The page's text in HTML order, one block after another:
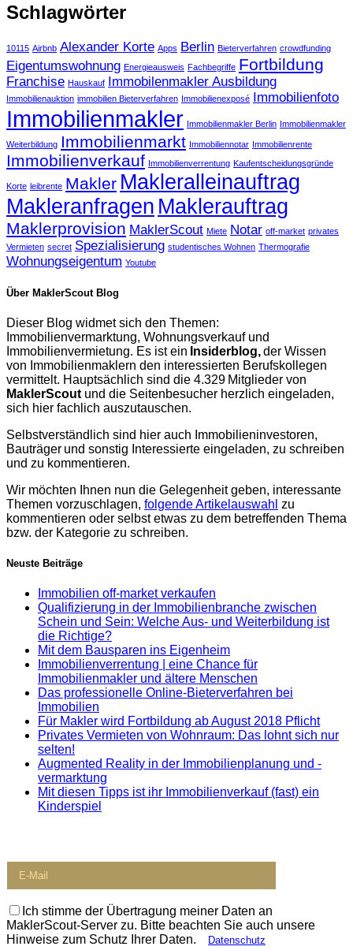
Schlagwörter
10115 Airbnb Alexander Korte Apps Berlin Bieterverfahren crowdfunding
Eigentumswohnung Energieausweis Fachbegriffe Fortbildung
Franchise Hauskauf Immobilenmakler Ausbildung
Immobilienauktion immobilien Bieterverfahren Immobilienexposé Immobilienfoto
Immobilienmakler Immobilienmakler Berlin Immobilienmakler
Weiterbildung Immobilienmarkt Immobiliennotar Immobilienrente
Immobilienverkauf Immobilienverrentung Kaufentscheidungsgründe
Korte leibrente Makler Makleralleinauftrag
Makleranfragen Maklerauftrag
Maklerprovision MaklerScout Miete Notar off-market privates
Vermieten secret Spezialisierung studentisches Wohnen Thermografie
Wohnungseigentum Youtube
Über MaklerScout Blog
Dieser Blog widmet sich den Themen:
Immobilienvermarktung, Wohnungsverkauf und
Immobilienvermietung. Es ist ein Insiderblog,der Wissen
von Immobilienmaklern den interessierten Berufskollegen
vermittelt. Hauptsächlich sind die 4.329 Mitglieder von
MaklerScout und die Seitenbesucher herzlich eingeladen,
sich hier fachlich auszutauschen.
Selbstverständlich sind hier auch Immobilieninvestoren,
Bauträger und sonstig Interessierte eingeladen, zu schreiben
und zu kommentieren.
Wir möchten Ihnen nun die Gelegenheit geben, interessante
Themen vorzuschlagen, folgende Artikelauswahl zu
kommentieren oder selbst etwas zu dem betreffenden Thema
bzw. der Kategorie zu schreiben.
Neuste Beiträge
Immobilien off-market verkaufen
Qualifizierung in der Immobilienbranche zwischen
Schein und Sein: Welche Aus- und Weiterbildung ist
die Richtige?
Mit dem Bausparen ins Eigenheim
Immobilienverrentung | eine Chance für
Immobilienmakler und ältere Menschen
Das professionelle Online-Bieterverfahren bei
Immobilien
Für Makler wird Fortbildung ab August 2018 Pflicht
Privates Vermieten von Wohnraum: Das lohnt sich nur
selten!
Augmented Reality in der Immobilienplanung und -
vermarktung
Mit diesen Tipps ist ihr Immobilienverkauf (fast) ein
Kinderspiel
Ich stimme der Übertragung meiner Daten an
MaklerScout-Server zu. Bitte beachten Sie auch unsere
Hinweise zum Schutz Ihrer Daten.
Datenschutz